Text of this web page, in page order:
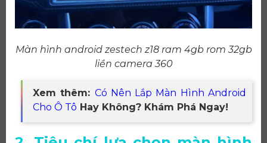
Màn hình android zestech z18 ram 4gb rom 32gb
liền camera 360
Xem thêm: Có Nên Lắp Màn Hình Android
Cho Ô Tô Hay Không? Khám Phá Ngay!